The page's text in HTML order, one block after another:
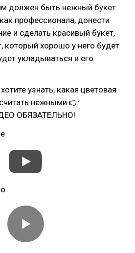
должен быть нежный букет
профессионала, донести
и сделать красивый букет,
который хорошо у него будет
укладываться в его
узнать, какая цветовая
нежными 👉
ОБЯЗАТЕЛЬНО!